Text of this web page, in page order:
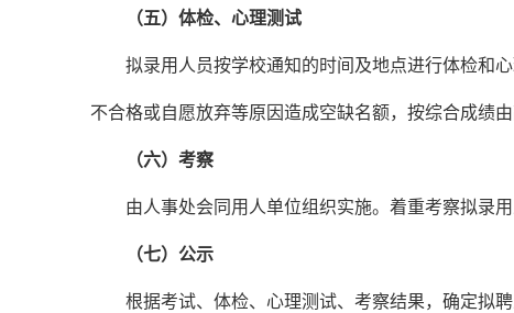
（五）体检、心理测试
拟录用人员按学校通知的时间及地点进行体检和
不合格或自愿放弃等原因造成空缺名额，按综合成绩由
（六）考察
由人事处会同 用人单位组织实施。着重考察拟录
（七）公示
根据考试、体检、心理测试、考察结果，确定拟